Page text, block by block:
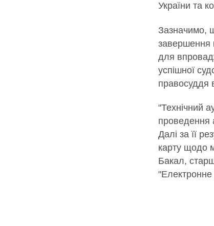
України та
Зазначимо,
завершення
для
успішної
правосуддя
"Технічний
проведення
Далі за її
карту щодо
Бакал,